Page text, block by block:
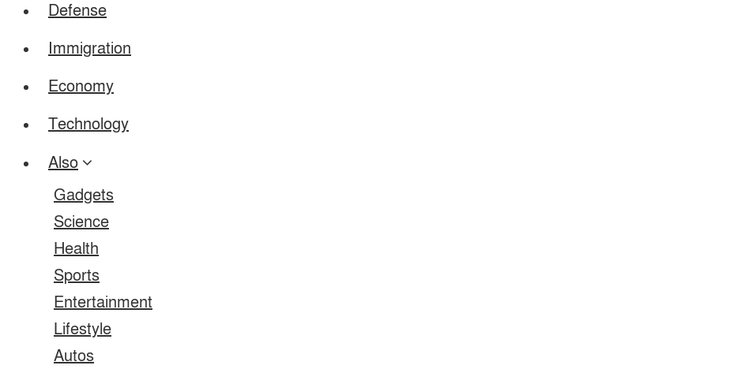
Defense
Immigration
Economy
Technology
Also
Gadgets
Science
Health
Sports
Entertainment
Lifestyle
Autos